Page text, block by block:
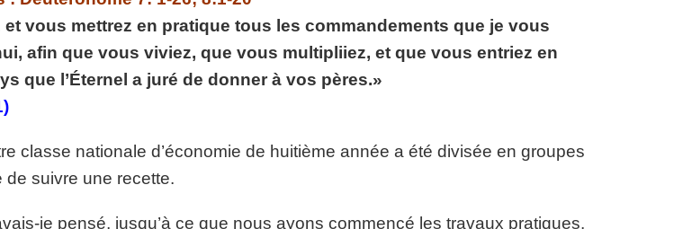
volume.
wp-
vous mettrez en pratique tous les commandements que je vous
afin que vous viviez, que vous multipliiez, et que vous entriez en
que l’Éternel a juré de donner à vos pères.»
classe nationale d’économie de huitième année a été divisée en groupes
de suivre une recette.
je pensé, jusqu’à ce que nous ayons commencé les travaux pratiques.